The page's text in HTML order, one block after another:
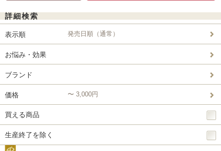
詳細検索
表示順 発売日順（通常）
お悩み・効果
ブランド
価格 〜 3,000円
買える商品
生産終了を除く